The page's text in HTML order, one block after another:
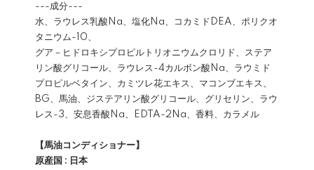
---成分---
水、ラウレス乳酸Na、塩化Na、コカミドDEA、ポリクオ
タニウム-10、
グア－ヒドロキシプロピルトリオニウムクロリド、ステア
リン酸グリコール、ラウレス-4カルボン酸Na、ラウミド
プロピルベタイン、カミツレ花エキス、マコンブエキス、
BG、馬油、ジステアリン酸グリコール、グリセリン、ラウ
レス-3、安息香酸Na、EDTA-2Na、香料、カラメル
【馬油コンディショナー】
原産国 : 日本